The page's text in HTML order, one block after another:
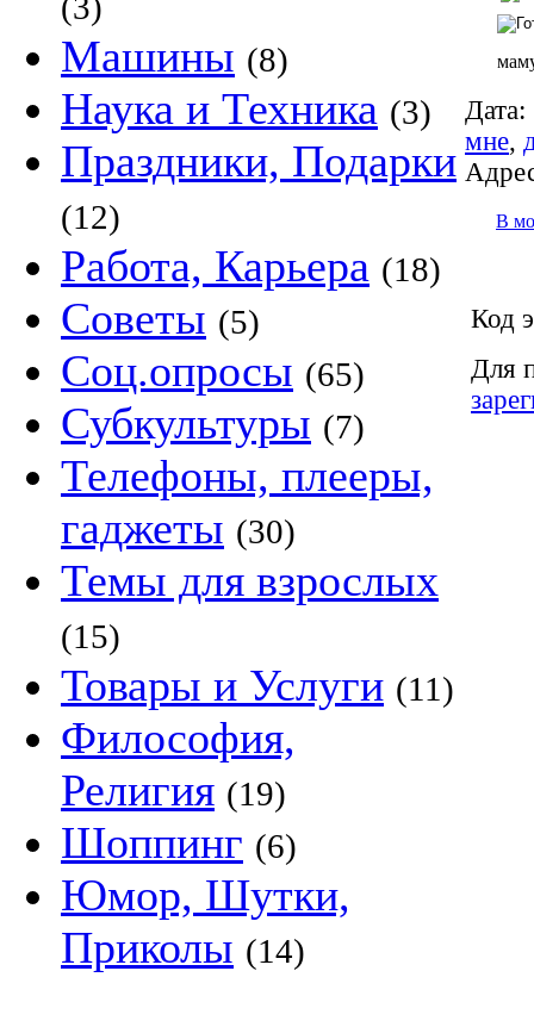
Машины (8)
Наука и Техника (3)
Праздники, Подарки
(12)
Работа, Карьера (18)
Советы (5)
Соц.опросы (65)
Субкультуры (7)
Телефоны, плееры,
гаджеты (30)
Темы для взрослых
(15)
Товары и Услуги (11)
Философия,
Религия (19)
Шоппинг (6)
Юмор, Шутки,
Приколы (14)
Дата:
мне,
В
Код
Для